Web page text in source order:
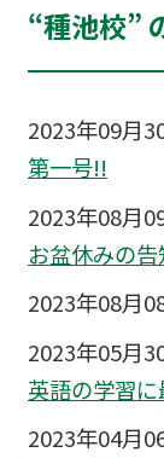
“種池校”
2023年09月
第一号!!
2023年08月
お盆休みの告
2023年08月
2023年05月
英語の学習
2023年04月